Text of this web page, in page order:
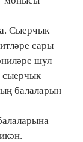
Сыерчык
сары
шул
сыерчык
балаларын